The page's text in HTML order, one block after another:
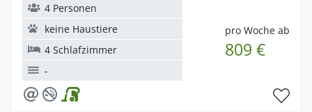
pro Woche ab
809 €
4 Personen
keine Haustiere
4 Schlafzimmer
-